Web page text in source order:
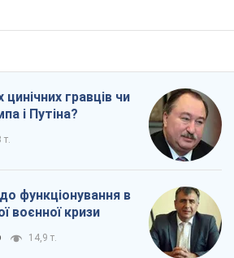
цинічних гравців чи
і Путіна?
т.
функціонування в
воєнної кризи
14,9 т.